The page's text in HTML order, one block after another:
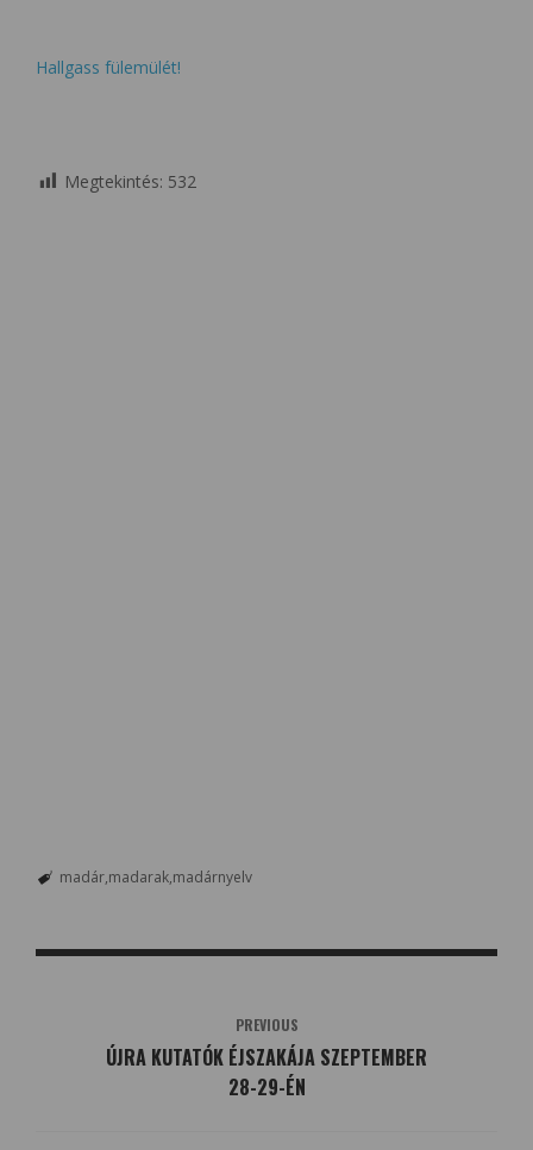
Hallgass fülemülét!
Megtekintés: 532
madár madarak madárnyelv
PREVIOUS
ÚJRA KUTATÓK ÉJSZAKÁJA SZEPTEMBER
28-29-ÉN